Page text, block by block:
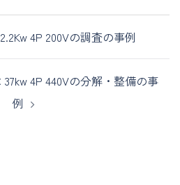
4P 200Vの調査の事例
37kw 4P 440Vの分解・整備の事
例